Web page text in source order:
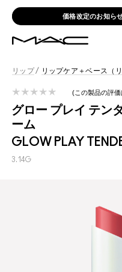
価格改定のお知ら
リップ/ リップケア＋ベース（
グロー プレイ テン
ーム
GLOW PLAY
3.14G
この製品の評